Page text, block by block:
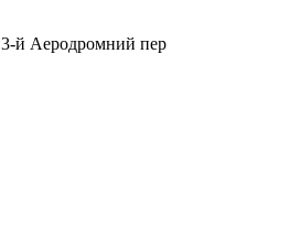
3-й Аеродромний пер